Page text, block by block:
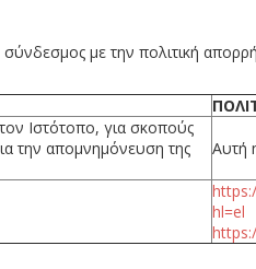
με την πολιτική
Ιστότοπο, για σκοπούς
την απομνημόνευση της
Αυτή
hl=el